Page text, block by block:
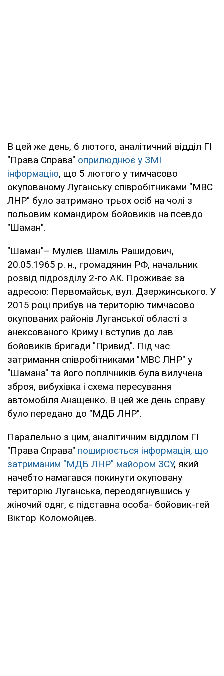
В цей же день, 6 лютого, аналітичний відділ ГІ
"Права Справа" оприлюднює у ЗМІ
інформацію, що 5 лютого у тимчасово
окупованому Луганську співробітниками "МВС
ЛНР" було затримано трьох осіб на чолі з
польовим командиром бойовиків на псевдо
"Шаман".
"Шаман"– Мулієв Шаміль Рашидович,
20.05.1965 р. н., громадянин РФ, начальник
розвід підрозділу 2-го АК. Проживає за
адресою: Первомайськ, вул. Дзержинського. У
2015 році прибув на територію тимчасово
окупованих районів Луганської області з
анексованого Криму і вступив до лав
бойовиків бригади "Привид". Під час
затримання співробітниками "МВС ЛНР" у
"Шамана" та його поплічників була вилучена
зброя, вибухівка і схема пересування
автомобіля Анащенко. В цей же день справу
було передано до "МДБ ЛНР".
Паралельно з цим, аналітичним відділом ГІ
"Права Справа" поширюється інформація, що
затриманим "МДБ ЛНР" майором ЗСУ, який
начебто намагався покинути окуповану
територію Луганська, переодягнувшись у
жіночий одяг, є підставна особа- бойовик-гей
Віктор Коломойцев.